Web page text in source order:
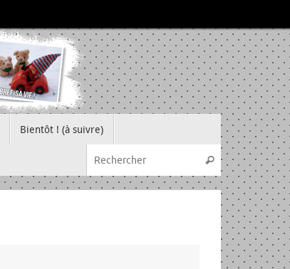
Bientôt ! (à suivre)
Recherche
Rechercher